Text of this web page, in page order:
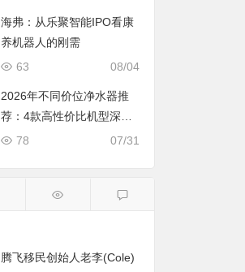
海弗：从乐聚智能IPO看康
养机器人的刚需
08/04
63
2026年不同价位净水器推
荐：4款高性价比机型深度
对比，照着买不踩坑
07/31
78
腾飞移民创始人老李(Cole)